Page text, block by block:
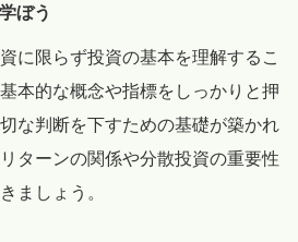
ぼう
に限らず投資の基本を理解するこ
本的な概念や指標をしっかりと押
な判断を下すための基礎が築かれ
ターンの関係や分散投資の重要性
ましょう。